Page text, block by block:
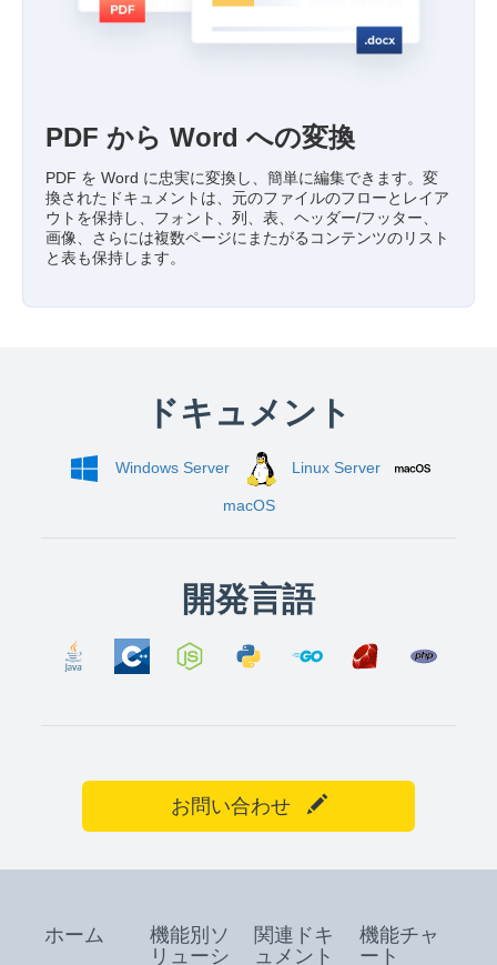
PDF から Word への変換
PDF を Word に忠実に変換し、簡単に編集できます。変
換されたドキュメントは、元のファイルのフローとレイア
ウトを保持し、フォント、列、表、ヘッダー/フッター、
画像、さらには複数ページにまたがるコンテンツのリスト
と表も保持します。
ドキュメント
Windows Server Linux Server
macOS
開発言語
お問い合わせ
ホーム
機能別ソ
リューシ
関連ドキ
ュメント
機能チャ
ート